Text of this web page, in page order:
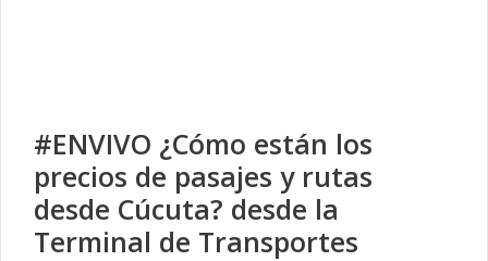
#ENVIVO ¿Cómo están los
precios de pasajes y rutas
desde Cúcuta? desde la
Terminal de Transportes